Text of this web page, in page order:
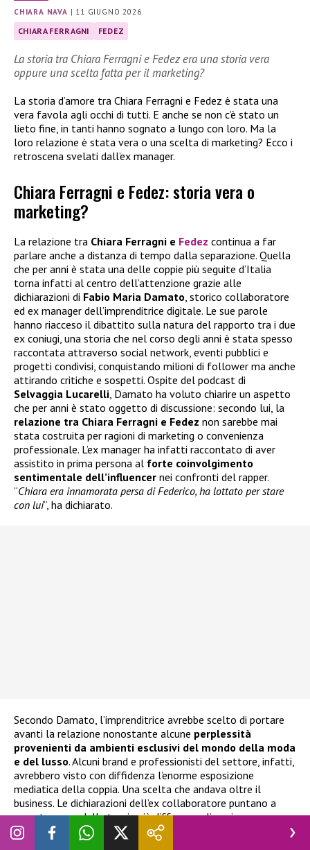
CHIARA NAVA | 11 GIUGNO 2026
CHIARA FERRAGNI FEDEZ
La storia tra Chiara Ferragni e Fedez era una storia vera
oppure una scelta fatta per il marketing?
La storia d’amore tra Chiara Ferragni e Fedez è stata una
vera favola agli occhi di tutti. E anche se non c’è stato un
lieto fine, in tanti hanno sognato a lungo con loro. Ma la
loro relazione è stata vera o una scelta di marketing? Ecco i
retroscena svelati dall’ex manager.
Chiara Ferragni e Fedez: storia vera o
marketing?
La relazione tra Chiara Ferragni e Fedez continua a far
parlare anche a distanza di tempo dalla separazione. Quella
che per anni è stata una delle coppie più seguite d’Italia
torna infatti al centro dell’attenzione grazie alle
dichiarazioni di Fabio Maria Damato , storico collaboratore
ed ex manager dell’imprenditrice digitale. Le sue parole
hanno riacceso il dibattito sulla natura del rapporto tra i due
ex coniugi, una storia che nel corso degli anni è stata spesso
raccontata attraverso social network, eventi pubblici e
progetti condivisi, conquistando milioni di follower ma anche
attirando critiche e sospetti. Ospite del podcast di
Selvaggia Lucarelli , Damato ha voluto chiarire un aspetto
che per anni è stato oggetto di discussione: secondo lui, la
relazione tra Chiara Ferragni e Fedez non sarebbe mai
stata costruita per ragioni di marketing o convenienza
professionale. L’ex manager ha infatti raccontato di aver
assistito in prima persona al forte coinvolgimento
sentimentale dell’influencer nei confronti del rapper.
“Chiara era innamorata persa di Federico, ha lottato per stare
con lui“, ha dichiarato.
Secondo Damato, l’imprenditrice avrebbe scelto di portare
avanti la relazione nonostante alcune perplessità
provenienti da ambienti esclusivi del mondo della moda
e del lusso. Alcuni brand e professionisti del settore, infatti,
avrebbero visto con diffidenza l’enorme esposizione
mediatica della coppia. Una scelta che andava oltre il
business. Le dichiarazioni dell’ex collaboratore puntano a
smontare una delle teorie più diffuse negli anni, ovvero
quella secondo cui il rapporto tra
sarebbe
stato alimentato principalmente da interessi professionali.